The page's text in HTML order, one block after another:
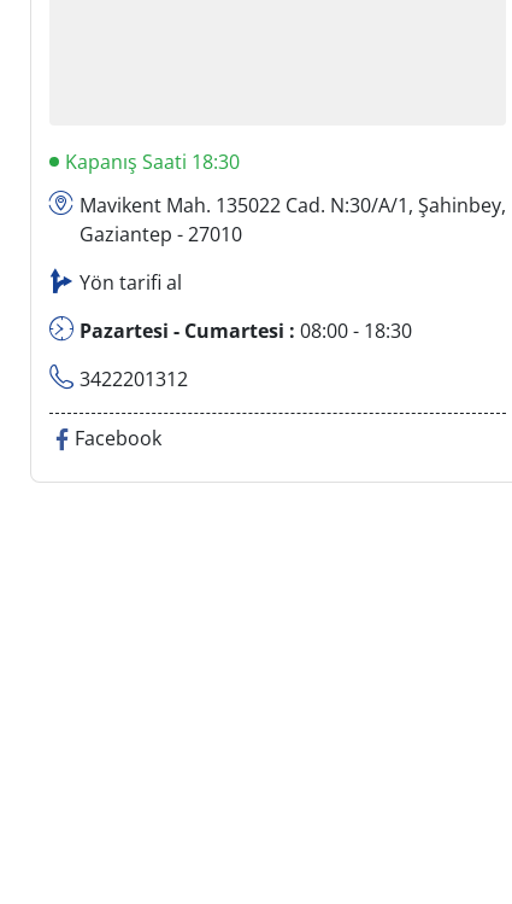
Kapanış Saati 18:30
Mavikent Mah. 135022 Cad. N:30/A/1, Şahinbey,
Gaziantep - 27010
Yön tarifi al
Pazartesi - Cumartesi : 08:00 - 18:30
3422201312
Facebook